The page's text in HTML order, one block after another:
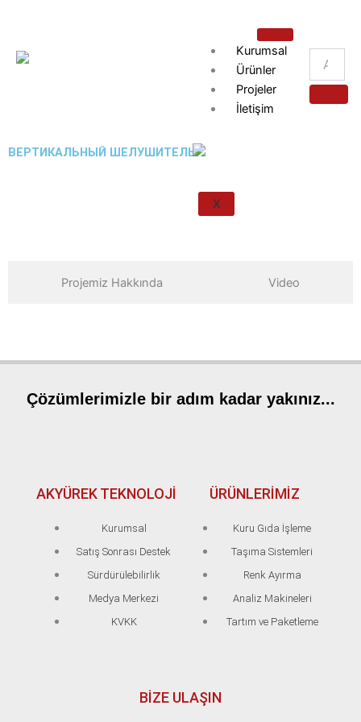
Kurumsal
Ürünler
Projeler
İletişim
X
ВЕРТИКАЛЬНЫЙ ШЕЛУШИТЕЛЬ
Projemiz Hakkında Video
Çözümlerimizle bir adım kadar yakınız...
AKYÜREK TEKNOLOJİ
Kurumsal
Satış Sonrası Destek
Sürdürülebilirlik
Medya Merkezi
KVKK
ÜRÜNLERİMİZ
Kuru Gıda İşleme
Taşıma Sistemleri
Renk Ayırma
Analiz Makineleri
Tartım ve Paketleme
BIZE ULAŞIN